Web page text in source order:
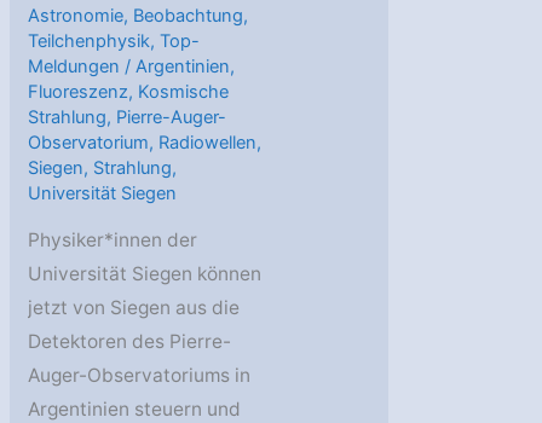
Astronomie, Beobachtung,
Teilchenphysik,Top-
Meldungen /Argentinien,
Fluoreszenz, Kosmische
Strahlung, Pierre-Auger-
Observatorium, Radiowellen,
Siegen, Strahlung,
Universität Siegen
Physiker*innen der
Universität Siegen können
jetzt von Siegen aus die
Detektoren des Pierre-
Auger-Observatoriums in
Argentinien steuern und